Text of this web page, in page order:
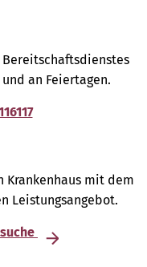
an Feiertagen.
Krankenhaus mit dem
Leistungsangebot.